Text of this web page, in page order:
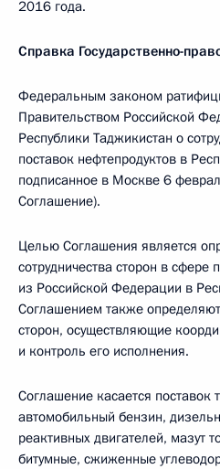
2016 года.
Справка Государственно-
Федеральным законом
Правительством Российской
Республики Таджикистан о
поставок нефтепродуктов в
подписанное в Москве 6
Соглашение).
Целью Соглашения является
сотрудничества сторон в сфере
из Российской Федерации в
Соглашением также
сторон, осуществляющие
и контроль его исполнения.
Соглашение касается поставок
автомобильный бензин,
реактивных двигателей, мазут
битумные, сжиженные